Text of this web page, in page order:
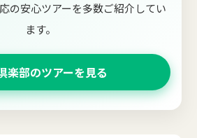
の安心ツアーを多数ご紹介してい
ます。
楽部のツアーを見る